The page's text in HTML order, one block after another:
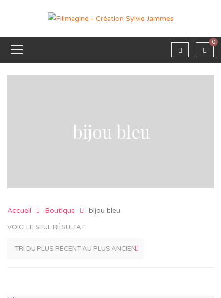
0
bijou bleu
Accueil Boutique bijou bleu
VOICI LE SEUL RÉSULTAT